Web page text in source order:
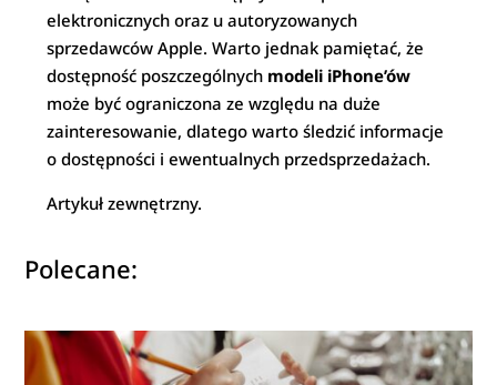
elektronicznych oraz u autoryzowanych
sprzedawców Apple. Warto jednak pamiętać, że
dostępność poszczególnych modeli iPhone’ów
może być ograniczona ze względu na duże
zainteresowanie, dlatego warto śledzić informacje
o dostępności i ewentualnych przedsprzedażach.
Artykuł zewnętrzny.
Polecane: